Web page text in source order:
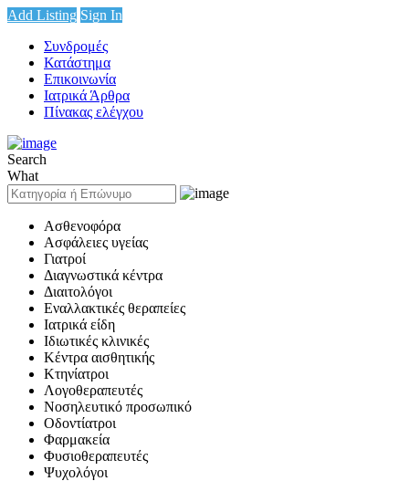
Add Listing Sign In
Συνδρομές
Κατάστημα
Επικοινωνία
Ιατρικά Άρθρα
Πίνακας ελέγχου
Search
What
Ασθενοφόρα
Ασφάλειες υγείας
Γιατροί
Διαγνωστικά κέντρα
Διαιτολόγοι
Εναλλακτικές θεραπείες
Ιατρικά είδη
Ιδιωτικές κλινικές
Κέντρα αισθητικής
Κτηνίατροι
Λογοθεραπευτές
Νοσηλευτικό προσωπικό
Οδοντίατροι
Φαρμακεία
Φυσιοθεραπευτές
Ψυχολόγοι